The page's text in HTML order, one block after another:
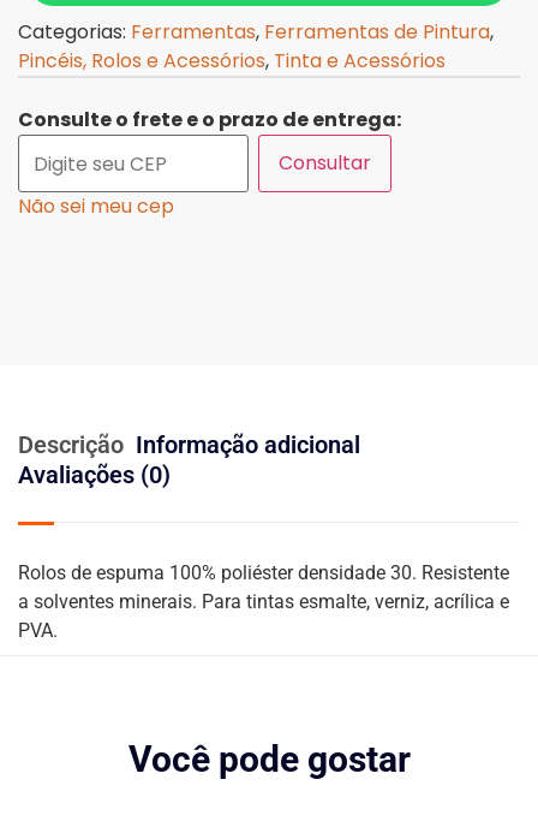
Categorias: Ferramentas, Ferramentas de Pintura,
Pincéis, Rolos e Acessórios, Tinta e Acessórios
Consulte o frete e o prazo de entrega:
Consultar
Não sei meu cep
Descrição Informação adicional
Avaliações (0)
Rolos de espuma 100% poliéster densidade 30. Resistente
a solventes minerais. Para tintas esmalte, verniz, acrílica e
PVA.
Você pode gostar